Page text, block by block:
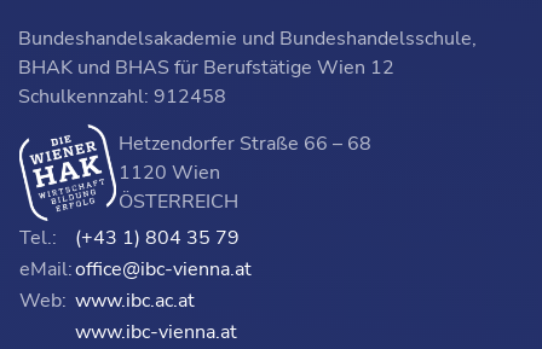
Bundeshandelsakademie und Bundeshandelsschule,
BHAK und BHAS für Berufstätige Wien 12
Schulkennzahl: 912458
Hetzendorfer Straße 66 – 68
1120 Wien
ÖSTERREICH
Tel.:
(+43 1) 804 35 79
eMail:office@ibc-vienna.at
Web: www.ibc.ac.at
www.ibc-vienna.at